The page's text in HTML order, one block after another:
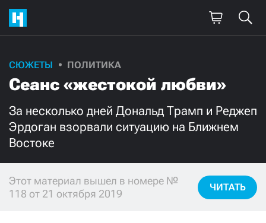
СЮЖЕТЫ ПОЛИТИКА
Сеанс «жестокой любви»
За несколько дней Дональд Трамп и Реджеп
Эрдоган взорвали ситуацию на Ближнем
Востоке
Этот материал вышел в номере №
118 от 21 октября 2019
ЧИТАТЬ
Поддержите
нашу работу!
Ежемесячно Разово
500